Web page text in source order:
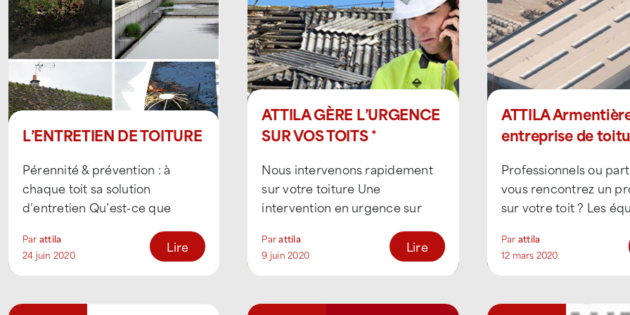
L’ENTRETIEN DE TOITURE
Pérennité & prévention : à
chaque toit sa solution
d’entretien Qu’est-ce que
que soit son type, son [...]
Par attila
24 juin 2020
Lire
ATTILA GÈRE L’URGENCE
SUR VOS TOITS *
Nous intervenons rapidement
sur votre toiture Une
intervention en urgence sur
fréquent. Celle-ci devient
urgente dès lors [...]
Parattila
9 juin 2020
Lire
ATTILA
entreprise de
Professionnels ou
vous rencontrez un
sur votre toit ? Les
l’agence ATTILA
sont à votre [...]
Par attila
12 mars 2020